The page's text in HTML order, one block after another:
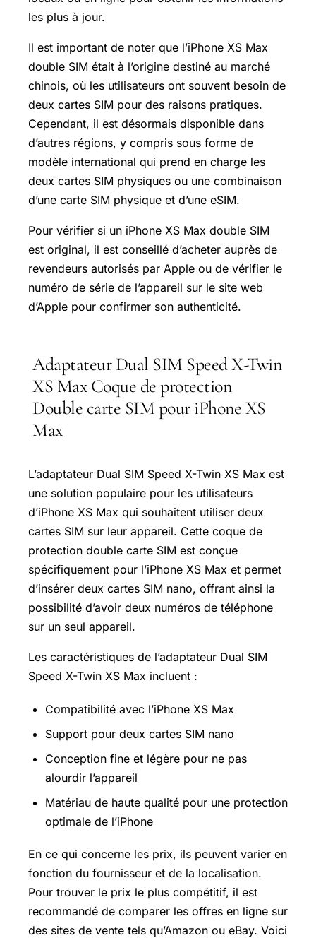
les plus à jour.
Il est important de noter que l’iPhone XS Max
double SIM était à l’origine destiné au marché
chinois, où les utilisateurs ont souvent besoin de
deux cartes SIM pour des raisons pratiques.
Cependant, il est désormais disponible dans
d’autres régions, y compris sous forme de
modèle international qui prend en charge les
deux cartes SIM physiques ou une combinaison
d’une carte SIM physique et d’une eSIM.
Pour vérifier si un iPhone XS Max double SIM
est original, il est conseillé d’acheter auprès de
revendeurs autorisés par Apple ou de vérifier le
numéro de série de l’appareil sur le site web
d’Apple pour confirmer son authenticité.
Adaptateur Dual SIM Speed X-Twin
XS Max Coque de protection
Double carte SIM pour iPhone XS
Max
L’adaptateur Dual SIM Speed X-Twin XS Max est
une solution populaire pour les utilisateurs
d’iPhone XS Max qui souhaitent utiliser deux
cartes SIM sur leur appareil. Cette coque de
protection double carte SIM est conçue
spécifiquement pour l’iPhone XS Max et permet
d’insérer deux cartes SIM nano, offrant ainsi la
possibilité d’avoir deux numéros de téléphone
sur un seul appareil.
Les caractéristiques de l’adaptateur Dual SIM
Speed X-Twin XS Max incluent :
Compatibilité avec l’iPhone XS Max
Support pour deux cartes SIM nano
Conception fine et légère pour ne pas
alourdir l’appareil
Matériau de haute qualité pour une protection
optimale de l’iPhone
En ce qui concerne les prix, ils peuvent varier en
fonction du fournisseur et de la localisation.
Pour trouver le prix le plus compétitif, il est
recommandé de comparer les offres en ligne sur
des sites de vente tels qu’Amazon ou eBay. Voici